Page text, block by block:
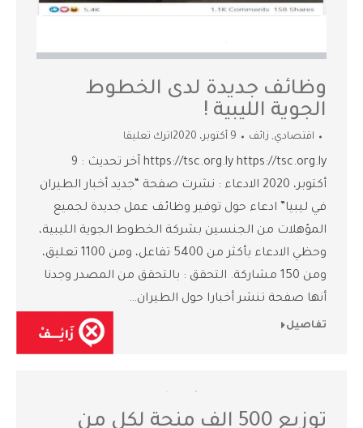
وظائف جديدة لدى الخطوط
الجوية الليبية !
اقتصادي, زائف 9 أكتوبر، 2020 اترك تعليقا
https://tsc.org.ly https://tsc.org.ly آخر تحديث : 9
أكتوبر، 2020 الادعاء : نشرت صفحة “جديد أخبار الطيران
في ليبيا” ادعاء حول توفير وظائف عمل جديدة لجميع
المؤهلات من الجنسين بشركة الخطوط الجوية الليبية،
وحظي الادعاء بأكثر من 5400 تفاعل، ومن 1100 تعليق،
ومن 150 مشاركة. التحقق : بالتحقق من المصدر وجدنا
أنها صفحة تنشر أخبارا حول الطيران…
تفاصيل
توزيع 500 الف منحة لكل من